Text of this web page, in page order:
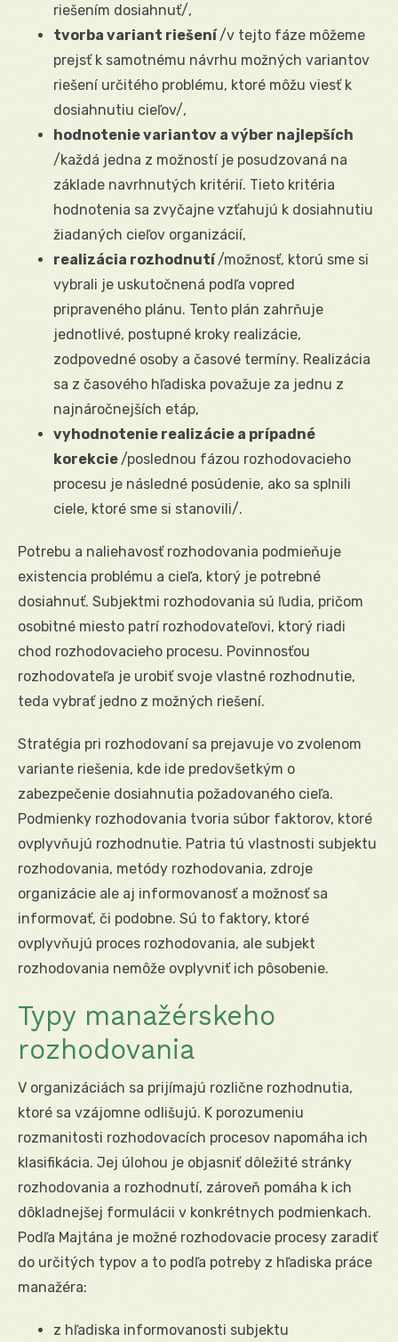
riešením dosiahnuť/,
tvorba variant riešení/v tejto fáze môžeme
prejsť k samotnému návrhu možných variantov
riešení určitého problému, ktoré môžu viesť k
dosiahnutiu cieľov/,
hodnotenie variantov a výber najlepších
/každá jedna z možností je posudzovaná na
základe navrhnutých kritérií. Tieto kritéria
hodnotenia sa zvyčajne vzťahujú k dosiahnutiu
žiadaných cieľov organizácií,
realizácia rozhodnutí/možnosť, ktorú sme si
vybrali je uskutočnená podľa vopred
pripraveného plánu. Tento plán zahrňuje
jednotlivé, postupné kroky realizácie,
zodpovedné osoby a časové termíny. Realizácia
sa z časového hľadiska považuje za jednu z
najnáročnejších etáp,
vyhodnotenie realizácie a prípadné
korekcie /poslednou fázou rozhodovacieho
procesu je následné posúdenie, ako sa splnili
ciele, ktoré sme si stanovili/.
Potrebu a naliehavosť rozhodovania podmieňuje
existencia problému a cieľa, ktorý je potrebné
dosiahnuť. Subjektmi rozhodovania sú ľudia, pričom
osobitné miesto patrí rozhodovateľovi, ktorý riadi
chod rozhodovacieho procesu. Povinnosťou
rozhodovateľa je urobiť svoje vlastné rozhodnutie,
teda vybrať jedno z možných riešení.
Stratégia pri rozhodovaní sa prejavuje vo zvolenom
variante riešenia, kde ide predovšetkým o
zabezpečenie dosiahnutia požadovaného cieľa.
Podmienky rozhodovania tvoria súbor faktorov, ktoré
ovplyvňujú rozhodnutie. Patria tú vlastnosti subjektu
rozhodovania, metódy rozhodovania, zdroje
organizácie ale aj informovanosť a možnosť sa
informovať, či podobne. Sú to faktory, ktoré
ovplyvňujú proces rozhodovania, ale subjekt
rozhodovania nemôže ovplyvniť ich pôsobenie.
Typy manažérskeho
rozhodovania
V organizáciách sa prijímajú rozlične rozhodnutia,
ktoré sa vzájomne odlišujú. K porozumeniu
rozmanitosti rozhodovacích procesov napomáha ich
klasifikácia. Jej úlohou je objasniť dôležité stránky
rozhodovania a rozhodnutí, zároveň pomáha k ich
dôkladnejšej formulácii v konkrétnych podmienkach.
Podľa Majtána je možné rozhodovacie procesy zaradiť
do určitých typov a to podľa potreby z hľadiska práce
manažéra:
z hľadiska informovanosti subjektu